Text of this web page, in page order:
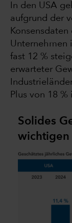
In den USA
aufgrund der
Unternehmen
fast 12 %
erwarteter
Plus von 18
Solides
wichtigen